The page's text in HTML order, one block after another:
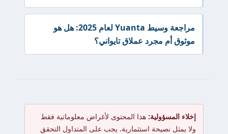
مراجعة وسيط Yuanta لعام 2025: هل هو
موثوق أم مجرد عملاق تايواني؟
إخلاء المسؤولية: هذا المحتوى لأغراض معلوماتية فقط
ولا يمثل نصيحة استثمارية. يجب على المتداول التحقق